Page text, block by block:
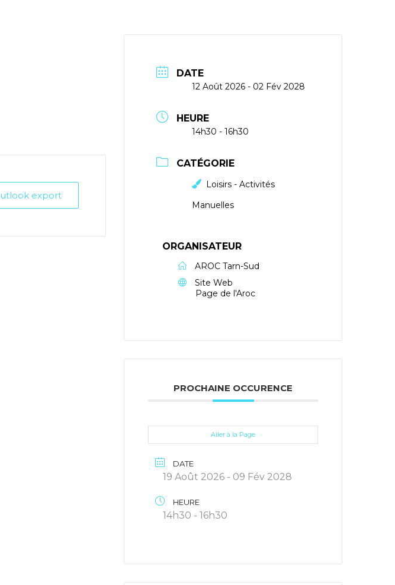
export
DATE
12 Août 2026 - 02 Fév 2028
HEURE
14h30 - 16h30
CATÉGORIE
Loisirs - Activités
Manuelles
ORGANISATEUR
AROC Tarn-Sud
Site Web
Page de l'Aroc
PROCHAINE OCCURENCE
Aller à la Page
DATE
19 Août 2026 - 09 Fév 2028
HEURE
14h30 - 16h30